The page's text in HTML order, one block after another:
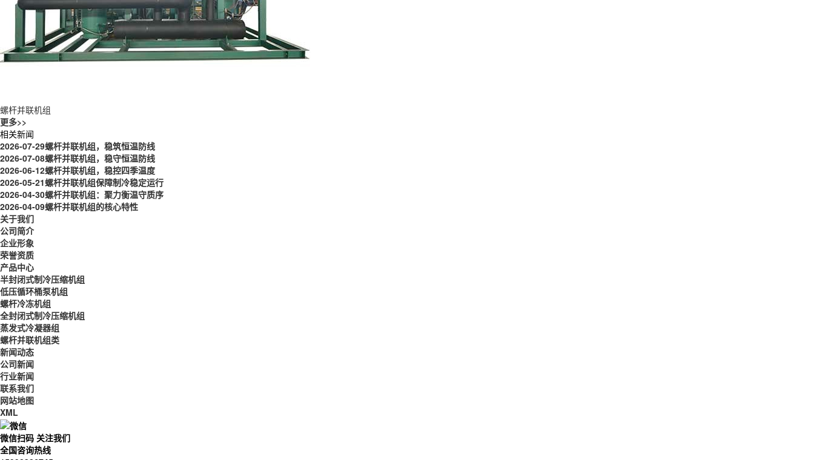
螺杆并联机组
更多>>
相关新闻
2026-07-29螺杆并联机组，稳筑恒温防线
2026-07-08螺杆并联机组，稳守恒温防线
2026-06-12螺杆并联机组，稳控四季温度
2026-05-21螺杆并联机组保障制冷稳定运行
2026-04-30螺杆并联机组：聚力衡温守质序
2026-04-09螺杆并联机组的核心特性
关于我们
公司简介
企业形象
荣誉资质
产品中心
半封闭式制冷压缩机组
低压循环桶泵机组
螺杆冷冻机组
全封闭式制冷压缩机组
蒸发式冷凝器组
螺杆并联机组类
新闻动态
公司新闻
行业新闻
联系我们
网站地图
XML
微信扫码 关注我们
全国咨询热线